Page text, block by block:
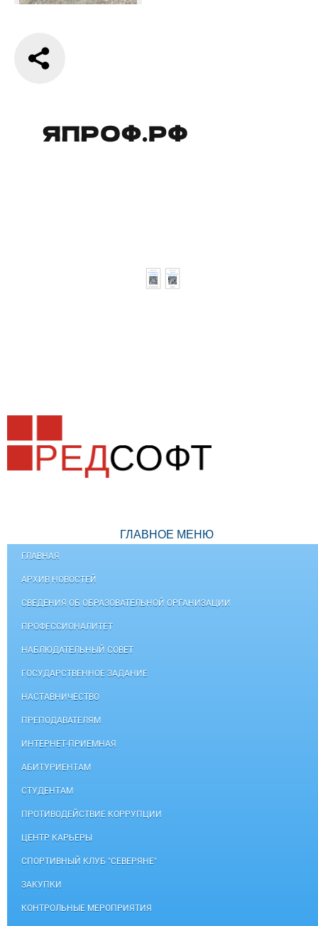
ГЛАВНОЕ МЕНЮ
ГЛАВНАЯ
АРХИВ НОВОСТЕЙ
СВЕДЕНИЯ ОБ ОБРАЗОВАТЕЛЬНОЙ ОРГАНИЗАЦИИ
ПРОФЕССИОНАЛИТЕТ
НАБЛЮДАТЕЛЬНЫЙ СОВЕТ
ГОСУДАРСТВЕННОЕ ЗАДАНИЕ
НАСТАВНИЧЕСТВО
ПРЕПОДАВАТЕЛЯМ
ИНТЕРНЕТ-ПРИЕМНАЯ
АБИТУРИЕНТАМ
СТУДЕНТАМ
ПРОТИВОДЕЙСТВИЕ КОРРУПЦИИ
ЦЕНТР КАРЬЕРЫ
СПОРТИВНЫЙ КЛУБ "СЕВЕРЯНЕ"
ЗАКУПКИ
КОНТРОЛЬНЫЕ МЕРОПРИЯТИЯ